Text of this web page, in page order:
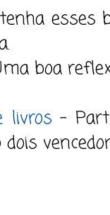
esses
boa
livros -